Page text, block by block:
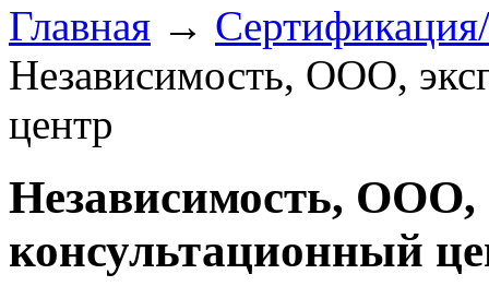
Главная →
Независимость, ООО,
центр
Независимость, ООО,
консультационный